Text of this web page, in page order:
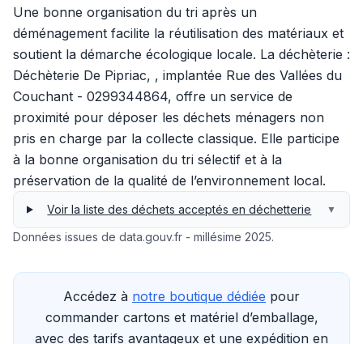
Une bonne organisation du tri après un
déménagement facilite la réutilisation des matériaux et
soutient la démarche écologique locale. La déchèterie :
Déchèterie De Pipriac, , implantée Rue des Vallées du
Couchant - 0299344864, offre un service de
proximité pour déposer les déchets ménagers non
pris en charge par la collecte classique. Elle participe
à la bonne organisation du tri sélectif et à la
préservation de la qualité de l’environnement local.
Voir la liste des déchets acceptés en déchetterie ▼
Données issues de data.gouv.fr - millésime 2025.
Accédez à notre boutique dédiée pour
commander cartons et matériel d’emballage,
avec des tarifs avantageux et une expédition en